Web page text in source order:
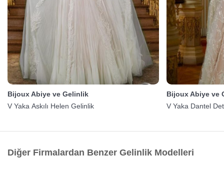
Bijoux Abiye ve Gelinlik
V Yaka Askılı Helen Gelinlik
Bijoux Abiye ve
V Yaka Dantel
Diğer Firmalardan Benzer Gelinlik Modelleri